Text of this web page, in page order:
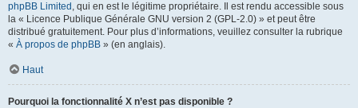
phpBB Limited , qui en est le légitime propriétaire. Il est rendu accessible sous
la « Licence Publique Générale GNU version 2 (GPL-2.0) » et peut être
distribué gratuitement. Pour plus d’informations, veuillez consulter la rubrique
« À propos de phpBB » (en anglais).
Haut
Pourquoi la fonctionnalité X n’est pas disponible ?